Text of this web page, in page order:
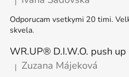
Hodnotenie produktu je 5 z 5
Odporucam vsetkymi 20 timi.
skvela.
Hodnotenie produktu je 5 z 5
| Zuzana Májeková